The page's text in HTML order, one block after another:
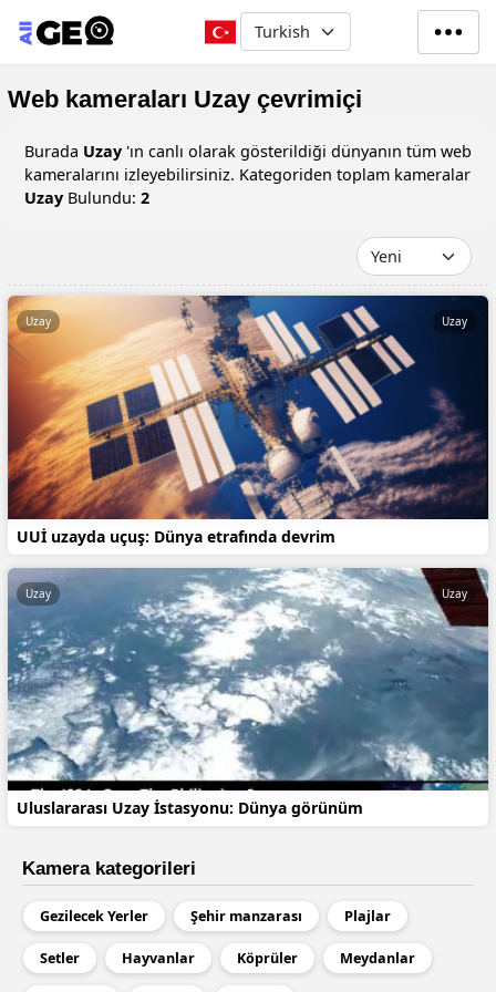
Ana içeriğe atla
Select your language
Web kameraları Uzay çevrimiçi
Burada Uzay 'ın canlı olarak gösterildiği dünyanın tüm web
kameralarını izleyebilirsiniz. Kategoriden toplam kameralar
Uzay Bulundu: 2
UUİ uzayda uçuş: Dünya etrafında devrim
Uzay Uzay
Uluslararası Uzay İstasyonu: Dünya görünüm
Uzay Uzay
Kamera kategorileri
Gezilecek Yerler Şehir manzarası Plajlar
Setler Hayvanlar Köprüler Meydanlar